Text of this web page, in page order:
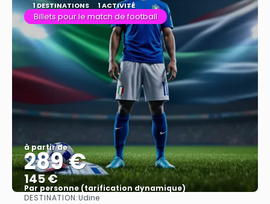
1 DESTINATIONS 1 ACTIVITÉ
Billets pour le match de football
à partir de
289 €
145 €
Par personne (tarification dynamique)
DESTINATION:Udine